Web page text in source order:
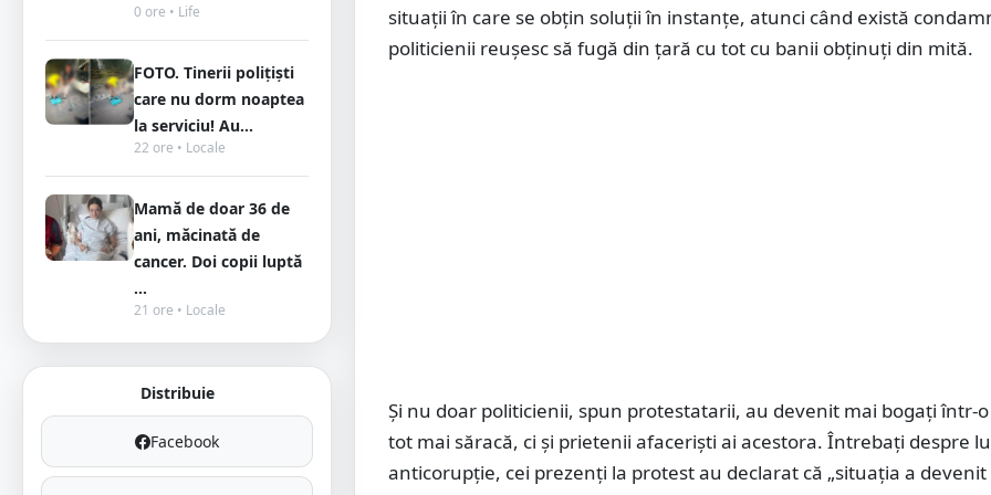
0 ore • Life
FOTO. Tinerii polițiști
care nu dorm noaptea
la serviciu! Au...
22 ore • Locale
Mamă de doar 36 de
ani, măcinată de
cancer. Doi copii luptă
...
21 ore • Locale
Distribuie
Facebook
situații în care se obțin soluții în instanțe, atunci când există
politicienii reușesc să fugă din țară cu tot cu banii obținuți din mită.
Și nu doar politicienii, spun protestatarii, au devenit mai bogați într-
tot mai săracă, ci și prietenii afaceriști ai acestora. Întrebați despre
anticorupție, cei prezenți la protest au declarat că „situația a devenit